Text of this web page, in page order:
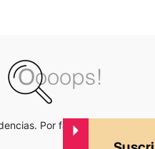
Por favor inténtalo de